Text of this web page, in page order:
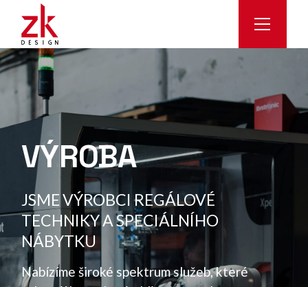
VÝROBA
JSME VÝROBCI REGÁLOVÉ
TECHNIKY A SPECIÁLNÍHO
NÁBYTKU
Nabízíme široké spektrum služeb, které